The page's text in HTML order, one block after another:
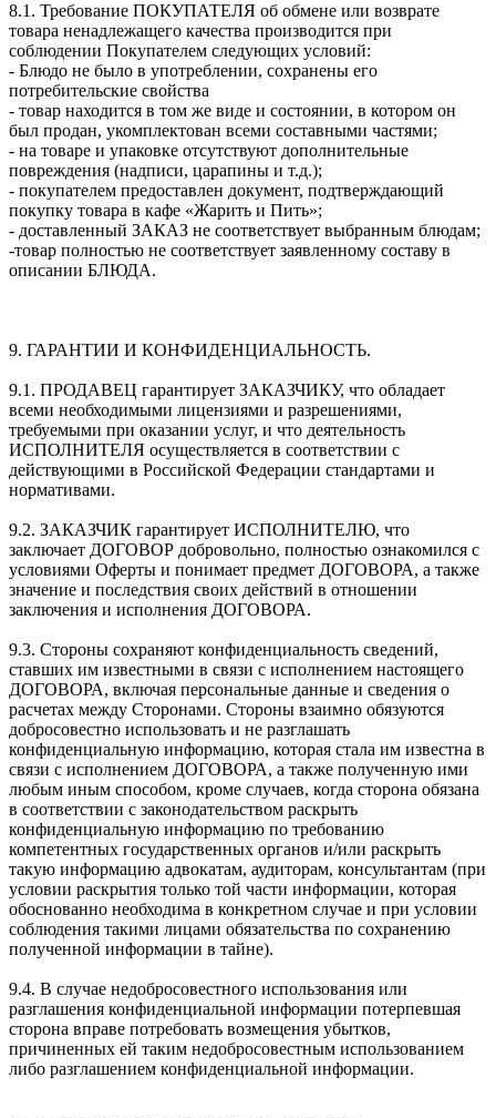
8.1. Требование ПОКУПАТЕЛЯ об обмене или возврате
товара ненадлежащего качества производится при
соблюдении Покупателем следующих условий:
- Блюдо не было в употреблении, сохранены его
потребительские свойства
- товар находится в том же виде и состоянии, в котором он
был продан, укомплектован всеми составными частями;
- на товаре и упаковке отсутствуют дополнительные
повреждения (надписи, царапины и т.д.);
- покупателем предоставлен документ, подтверждающий
покупку товара в кафе «Жарить и Пить»;
- доставленный ЗАКАЗ не соответствует выбранным блюдам;
-товар полностью не соответствует заявленному составу в
описании БЛЮДА.
9. ГАРАНТИИ И КОНФИДЕНЦИАЛЬНОСТЬ.
9.1. ПРОДАВЕЦ гарантирует ЗАКАЗЧИКУ, что обладает
всеми необходимыми лицензиями и разрешениями,
требуемыми при оказании услуг, и что деятельность
ИСПОЛНИТЕЛЯ осуществляется в соответствии с
действующими в Российской Федерации стандартами и
нормативами.
9.2. ЗАКАЗЧИК гарантирует ИСПОЛНИТЕЛЮ, что
заключает ДОГОВОР добровольно, полностью ознакомился с
условиями Оферты и понимает предмет ДОГОВОРА, а также
значение и последствия своих действий в отношении
заключения и исполнения ДОГОВОРА.
9.3. Стороны сохраняют конфиденциальность сведений,
ставших им известными в связи с исполнением настоящего
ДОГОВОРА, включая персональные данные и сведения о
расчетах между Сторонами. Стороны взаимно обязуются
добросовестно использовать и не разглашать
конфиденциальную информацию, которая стала им известна в
связи с исполнением ДОГОВОРА, а также полученную ими
любым иным способом, кроме случаев, когда сторона обязана
в соответствии с законодательством раскрыть
конфиденциальную информацию по требованию
компетентных государственных органов и/или раскрыть
такую информацию адвокатам, аудиторам, консультантам (при
условии раскрытия только той части информации, которая
обоснованно необходима в конкретном случае и при условии
соблюдения такими лицами обязательства по сохранению
полученной информации в тайне).
9.4. В случае недобросовестного использования или
разглашения конфиденциальной информации потерпевшая
сторона вправе потребовать возмещения убытков,
причиненных ей таким недобросовестным использованием
либо разглашением конфиденциальной информации.